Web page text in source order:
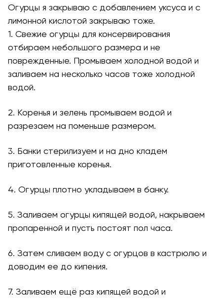
Огурцы я закрываю с добавлением уксуса и с
лимонной кислотой закрываю тоже.
1. Свежие огурцы для консервирования
отбираем небольшого размера и не
поврежденные. Промываем холодной водой и
заливаем на несколько часов тоже холодной
водой.
2. Коренья и зелень промываем водой и
разрезаем на поменьше размером.
3. Банки стерилизуем и на дно кладем
приготовленные коренья.
4. Огурцы плотно укладываем в банку.
5. Заливаем огурцы кипящей водой, накрываем
пропаренной и пусть постоят пол часа.
6. Затем сливаем воду с огурцов в кастрюлю и
доводим ее до кипения.
7. Заливаем ещё раз кипящей водой и